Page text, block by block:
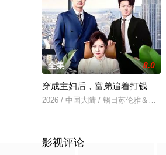
全集 8.0
穿成主妇后，富弟追着打钱
2026 / 中国大陆 / 锡日苏伦雅＆老迪
影视评论